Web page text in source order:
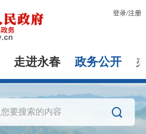
登录/注册
走进永春 政务公开
